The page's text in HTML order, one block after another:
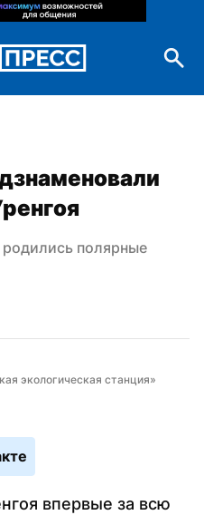
полярные
экологическая станция»
впервые за всю